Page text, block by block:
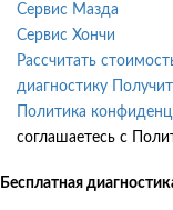
Сервис Мазда
Сервис Хончи
Рассчитать
диагностику
Политика
соглашаетесь с
Бесплатная